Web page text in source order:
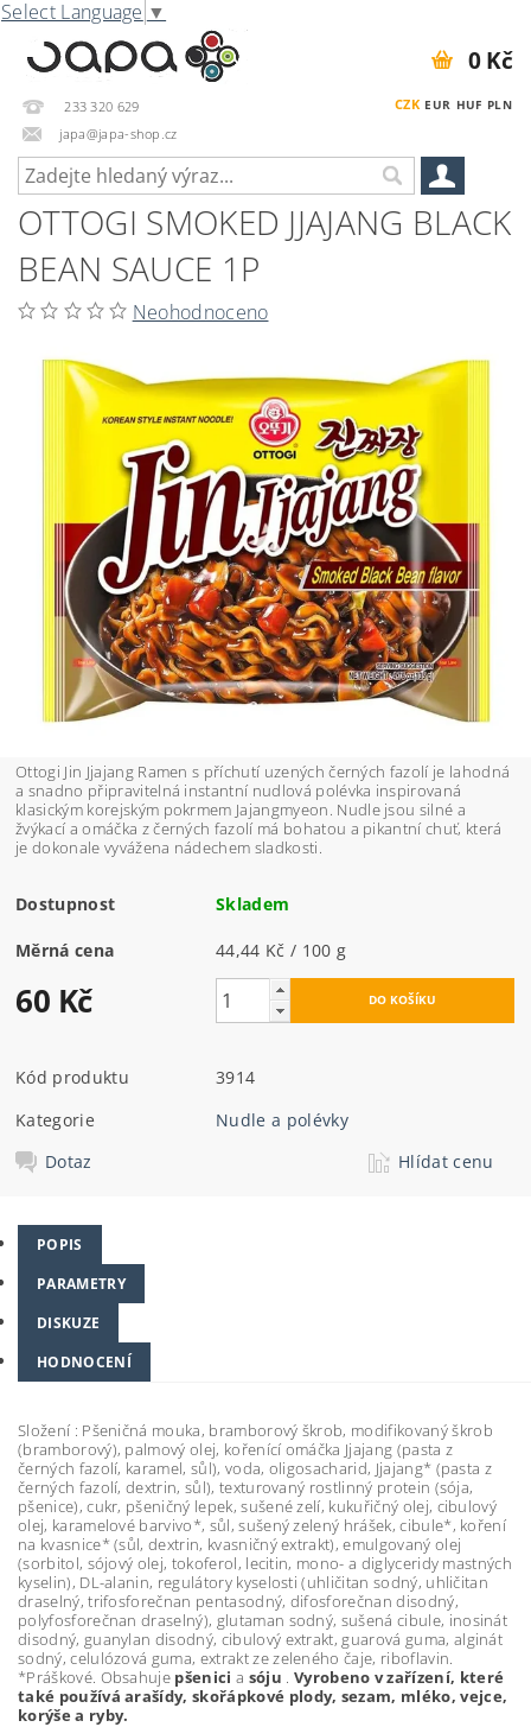
Select Language ▼
233 320 629
japa@japa-shop.cz
CZK EUR HUF PLN
0 Kč
OTTOGI SMOKED JJAJANG BLACK
BEAN SAUCE 1P
Neohodnoceno
Ottogi Jin Jjajang Ramen s příchutí uzených černých fazolí je lahodná
a snadno připravitelná instantní nudlová polévka inspirovaná
klasickým korejským pokrmem Jajangmyeon. Nudle jsou silné a
žvýkací a omáčka z černých fazolí má bohatou a pikantní chuť, která
je dokonale vyvážena nádechem sladkosti.
Dostupnost Skladem
Měrná cena 44,44 Kč / 100 g
60 Kč
Kód produktu
3914
Kategorie
Nudle a polévky
Dotaz
Hlídat cenu
POPIS
PARAMETRY
DISKUZE
HODNOCENÍ
Složení : Pšeničná mouka, bramborový škrob, modifikovaný škrob
(bramborový), palmový olej, kořenící omáčka Jjajang (pasta z
černých fazolí, karamel, sůl), voda, oligosacharid, Jjajang* (pasta z
černých fazolí, dextrin, sůl), texturovaný rostlinný protein (sója,
pšenice), cukr, pšeničný lepek, sušené zelí, kukuřičný olej, cibulový
olej, karamelové barvivo*, sůl, sušený zelený hrášek, cibule*, koření
na kvasnice* (sůl, dextrin, kvasničný extrakt), emulgovaný olej
(sorbitol, sójový olej, tokoferol, lecitin, mono- a diglyceridy mastných
kyselin), DL-alanin, regulátory kyselosti (uhličitan sodný, uhličitan
draselný, trifosforečnan pentasodný, difosforečnan disodný,
polyfosforečnan draselný), glutaman sodný, sušená cibule, inosinát
disodný, guanylan disodný, cibulový extrakt, guarová guma, alginát
sodný, celulózová guma, extrakt ze zeleného čaje, riboflavin.
*Práškové. Obsahuje pšenici a sóju . Vyrobeno v zařízení, které
také používá arašídy, skořápkové plody, sezam, mléko, vejce,
korýše a ryby.